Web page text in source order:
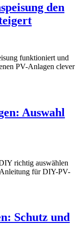
den
funktioniert und
PV-Anlagen clever
Auswahl
richtig auswählen
für DIY-PV-
Schutz und